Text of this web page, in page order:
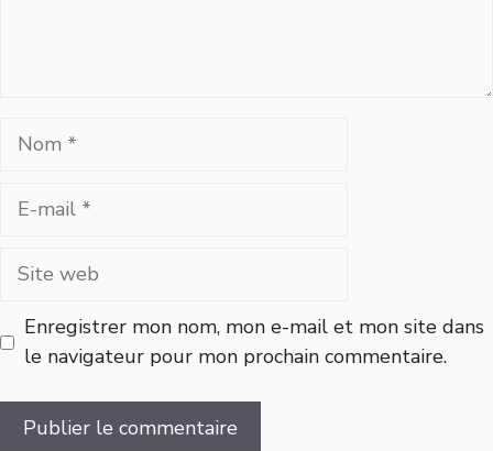
Nom
Site
Enregistrer mon nom, mon e-mail et mon site dans
le navigateur pour mon prochain commentaire.